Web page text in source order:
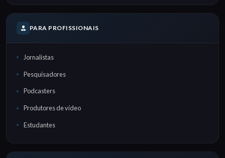
PARA PROFISSIONAIS
Jornalistas
Pesquisadores
Podcasters
Produtores de vídeo
Estudantes